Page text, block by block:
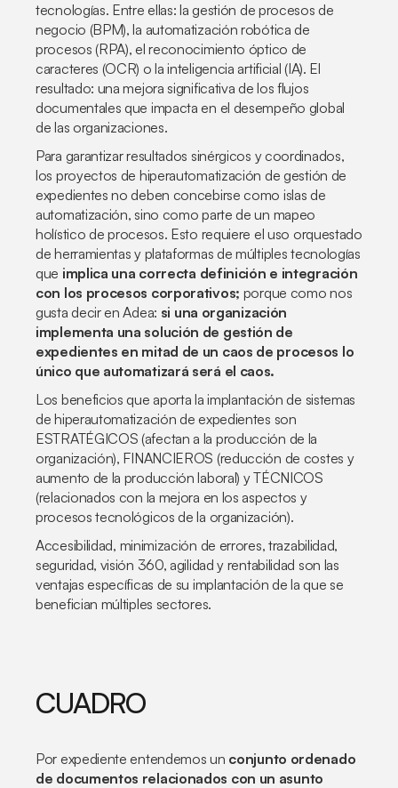
tecnologías. Entre ellas: la gestión de procesos de
negocio (BPM), la automatización robótica de
procesos (RPA), el reconocimiento óptico de
caracteres (OCR) o la inteligencia artificial (IA). El
resultado: una mejora significativa de los flujos
documentales que impacta en el desempeño global
de las organizaciones.
Para garantizar resultados sinérgicos y coordinados,
los proyectos de hiperautomatización de gestión de
expedientes no deben concebirse como islas de
automatización, sino como parte de un mapeo
holístico de procesos. Esto requiere el uso orquestado
de herramientas y plataformas de múltiples tecnologías
que implica una correcta definición e integración
con los procesos corporativos; porque como nos
gusta decir en Adea: si una organización
implementa una solución de gestión de
expedientes en mitad de un caos de procesos lo
único que automatizará será el caos.
Los beneficios que aporta la implantación de sistemas
de hiperautomatización de expedientes son
ESTRATÉGICOS (afectan a la producción de la
organización), FINANCIEROS (reducción de costes y
aumento de la producción laboral) y TÉCNICOS
(relacionados con la mejora en los aspectos y
procesos tecnológicos de la organización).
Accesibilidad, minimización de errores, trazabilidad,
seguridad, visión 360, agilidad y rentabilidad son las
ventajas específicas de su implantación de la que se
benefician múltiples sectores.
CUADRO
Por expediente entendemos un conjunto ordenado
de documentos relacionados con un asunto